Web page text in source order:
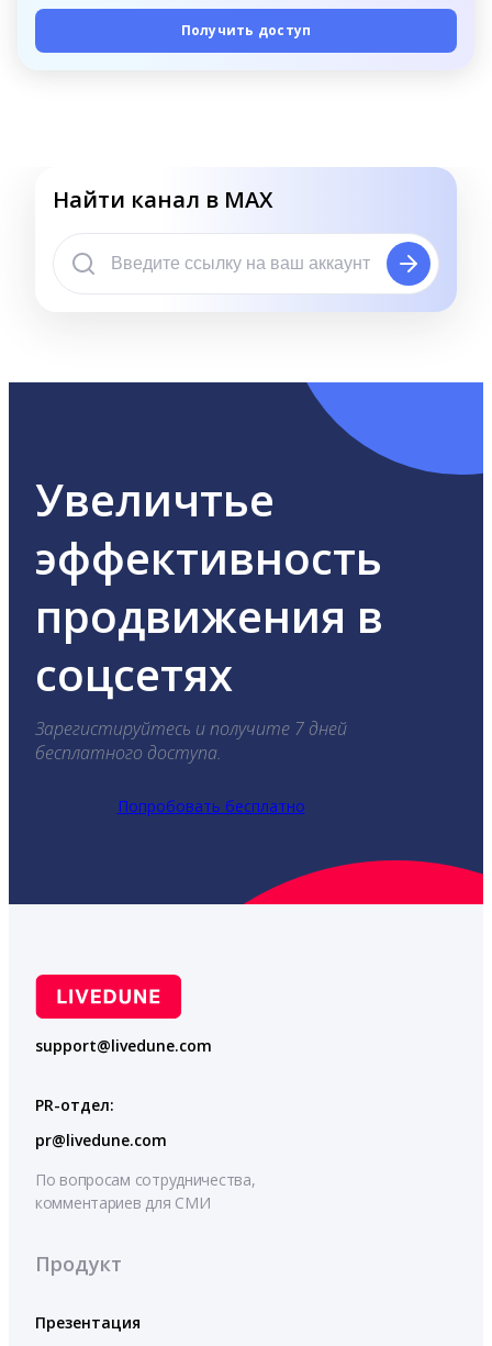
Получить доступ
Найти канал в MAX
Увеличтье
эффективность
продвижения в
соцсетях
Зарегистируйтесь и получите 7 дней
бесплатного доступа.
Попробовать бесплатно
support@livedune.com
PR-отдел:
pr@livedune.com
По вопросам сотрудничества,
комментариев для СМИ
Продукт
Презентация